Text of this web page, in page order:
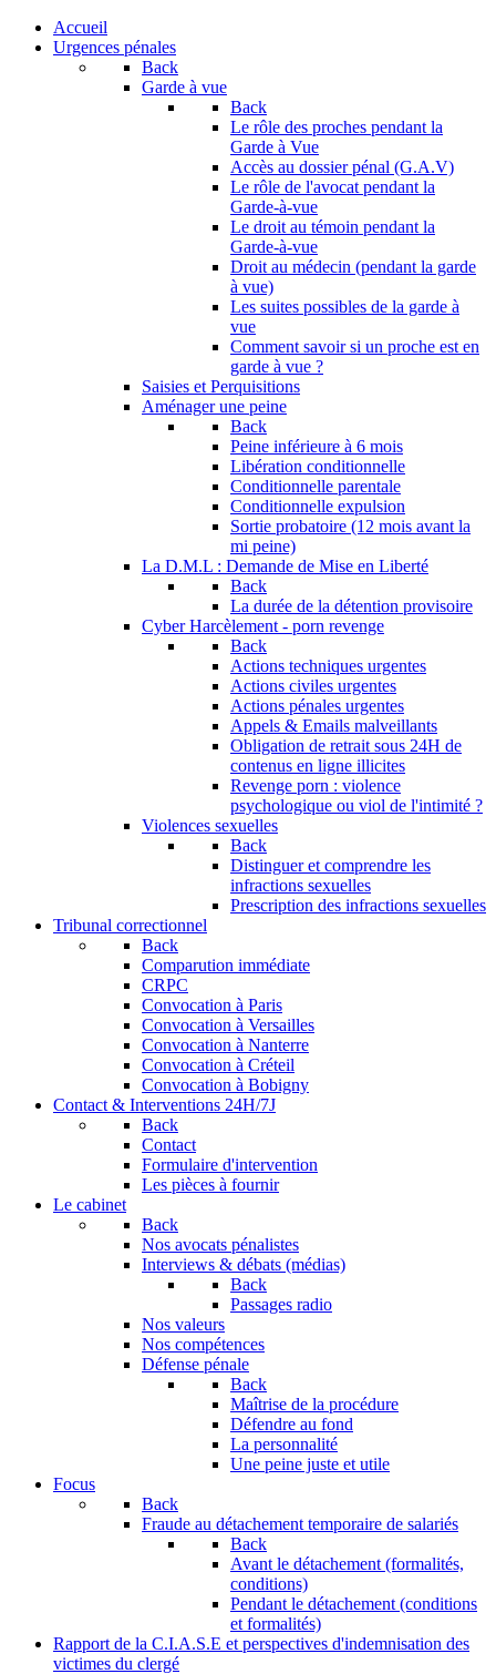
Accueil
Urgences pénales
Back
Garde à vue
Back
Le rôle des proches pendant la
Garde à Vue
Accès au dossier pénal (G.A.V)
Le rôle de l'avocat pendant la
Garde-à-vue
Le droit au témoin pendant la
Garde-à-vue
Droit au médecin (pendant la garde
à vue)
Les suites possibles de la garde à
vue
Comment savoir si un proche est en
garde à vue ?
Saisies et Perquisitions
Aménager une peine
Back
Peine inférieure à 6 mois
Libération conditionnelle
Conditionnelle parentale
Conditionnelle expulsion
Sortie probatoire (12 mois avant la
mi peine)
La D.M.L : Demande de Mise en Liberté
Back
La durée de la détention provisoire
Cyber Harcèlement - porn revenge
Back
Actions techniques urgentes
Actions civiles urgentes
Actions pénales urgentes
Appels & Emails malveillants
Obligation de retrait sous 24H de
contenus en ligne illicites
Revenge porn : violence
psychologique ou viol de l'intimité ?
Violences sexuelles
Back
Distinguer et comprendre les
infractions sexuelles
Prescription des infractions sexuelles
Tribunal correctionnel
Back
Comparution immédiate
CRPC
Convocation à Paris
Convocation à Versailles
Convocation à Nanterre
Convocation à Créteil
Convocation à Bobigny
Contact & Interventions 24H/7J
Back
Contact
Formulaire d'intervention
Les pièces à fournir
Le cabinet
Back
Nos avocats pénalistes
Interviews & débats (médias)
Back
Passages radio
Nos valeurs
Nos compétences
Défense pénale
Back
Maîtrise de la procédure
Défendre au fond
La personnalité
Une peine juste et utile
Focus
Back
Fraude au détachement temporaire de salariés
Back
Avant le détachement (formalités,
conditions)
Pendant le détachement (conditions
et formalités)
Rapport de la C.I.A.S.E et perspectives d'indemnisation des
victimes du clergé